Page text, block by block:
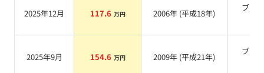
2025年12月 117.6 万円 2006年 (平成18年)
ブラ
2025年9月 154.6 万円 2009年 (平成21年)
ブラ